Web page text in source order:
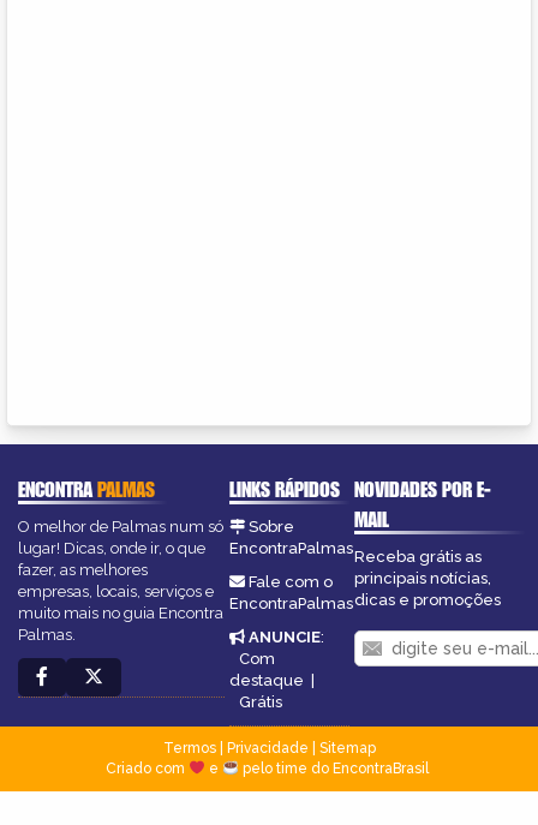
ENCONTRAPALMAS
O melhor de Palmas num só
lugar! Dicas, onde ir, o que
fazer, as melhores
empresas, locais, serviços e
muito mais no guia Encontra
Palmas.
LINKS RÁPIDOS
Sobre
EncontraPalmas
Fale com o
EncontraPalmas
ANUNCIE:
Com
destaque |
Grátis
NOVIDADES POR E-
MAIL
Receba grátis as
principais notícias,
dicas e promoções
Termos| Privacidade
Sitemap
Criado com
e pelo time do EncontraBrasil